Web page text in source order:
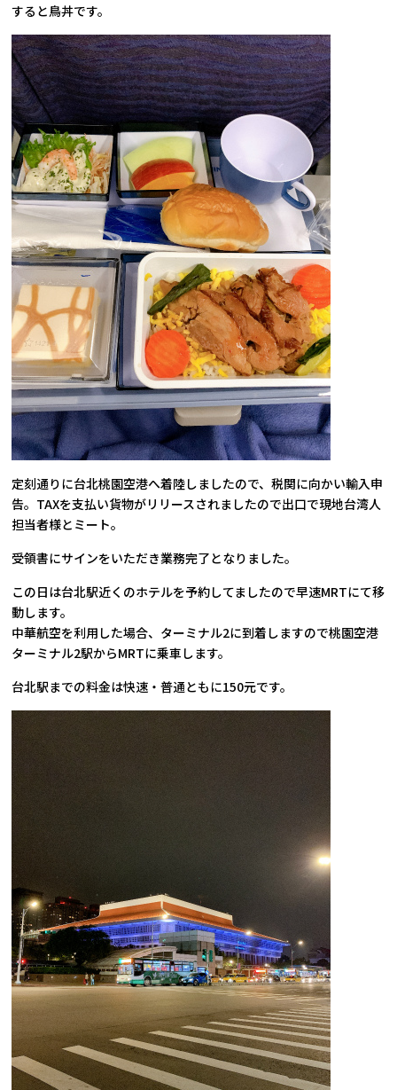
すると鳥丼です。
定刻通りに台北桃園空港へ着陸しましたので、税関に向かい輸入申
告。TAXを支払い貨物がリリースされましたので出口で現地台湾人
担当者様とミート。
受領書にサインをいただき業務完了となりました。
この日は台北駅近くのホテルを予約してましたので早速MRTにて移
動します。
中華航空を利用した場合、ターミナル2に到着しますので桃園空港
ターミナル2駅からMRTに乗車します。
台北駅までの料金は快速・普通ともに150元です。